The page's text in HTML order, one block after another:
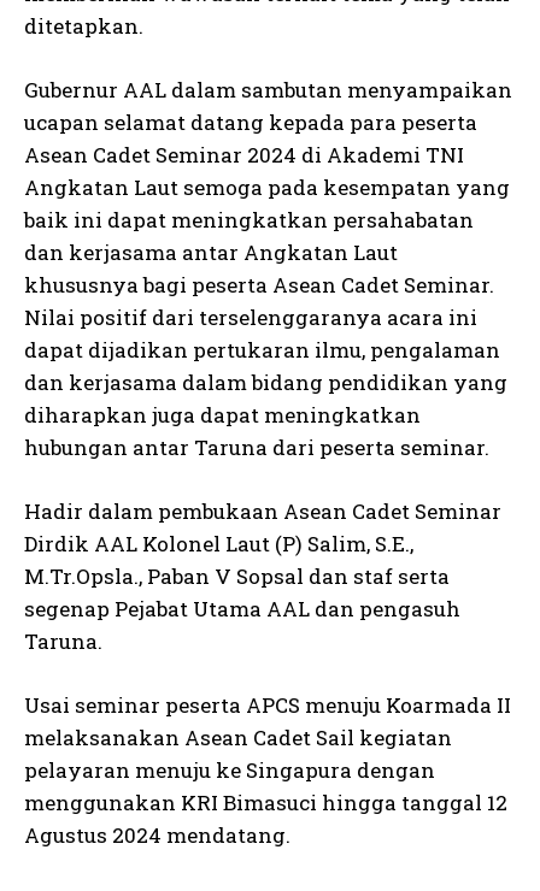
ditetapkan.
Gubernur AAL dalam sambutan menyampaikan
ucapan selamat datang kepada para peserta
Asean Cadet Seminar 2024 di Akademi TNI
Angkatan Laut semoga pada kesempatan yang
baik ini dapat meningkatkan persahabatan
dan kerjasama antar Angkatan Laut
khususnya bagi peserta Asean Cadet Seminar.
Nilai positif dari terselenggaranya acara ini
dapat dijadikan pertukaran ilmu, pengalaman
dan kerjasama dalam bidang pendidikan yang
diharapkan juga dapat meningkatkan
hubungan antar Taruna dari peserta seminar.
Hadir dalam pembukaan Asean Cadet Seminar
Dirdik AAL Kolonel Laut (P) Salim, S.E.,
M.Tr.Opsla., Paban V Sopsal dan staf serta
segenap Pejabat Utama AAL dan pengasuh
Taruna.
Usai seminar peserta APCS menuju Koarmada II
melaksanakan Asean Cadet Sail kegiatan
pelayaran menuju ke Singapura dengan
menggunakan KRI Bimasuci hingga tanggal 12
Agustus 2024 mendatang.